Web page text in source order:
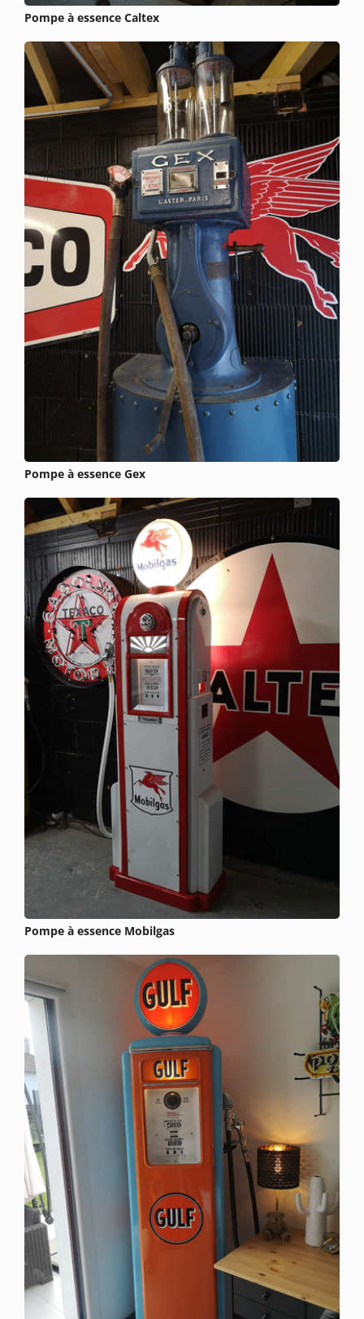
Pompe à essence Caltex
Pompe à essence Gex
Pompe à essence Mobilgas